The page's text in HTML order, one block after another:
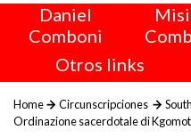
Daniel
Comboni
Otros links
Home Circunscripciones
Ordinazione sacerdotale di